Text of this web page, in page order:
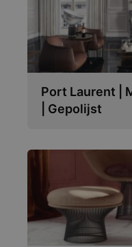
Port Laurent |
| Gepolijst